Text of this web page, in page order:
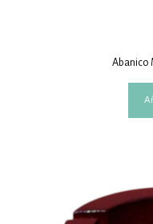
Abanico